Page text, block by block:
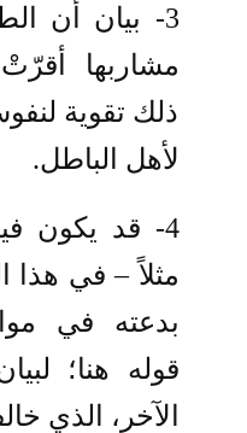
3- بيان أن
مشاربها
ذلك تقوية
لأهل الباطل.
4- قد يكون
مثلاً – في هذا
بدعته في
قوله هنا؛
الآخر، الذي